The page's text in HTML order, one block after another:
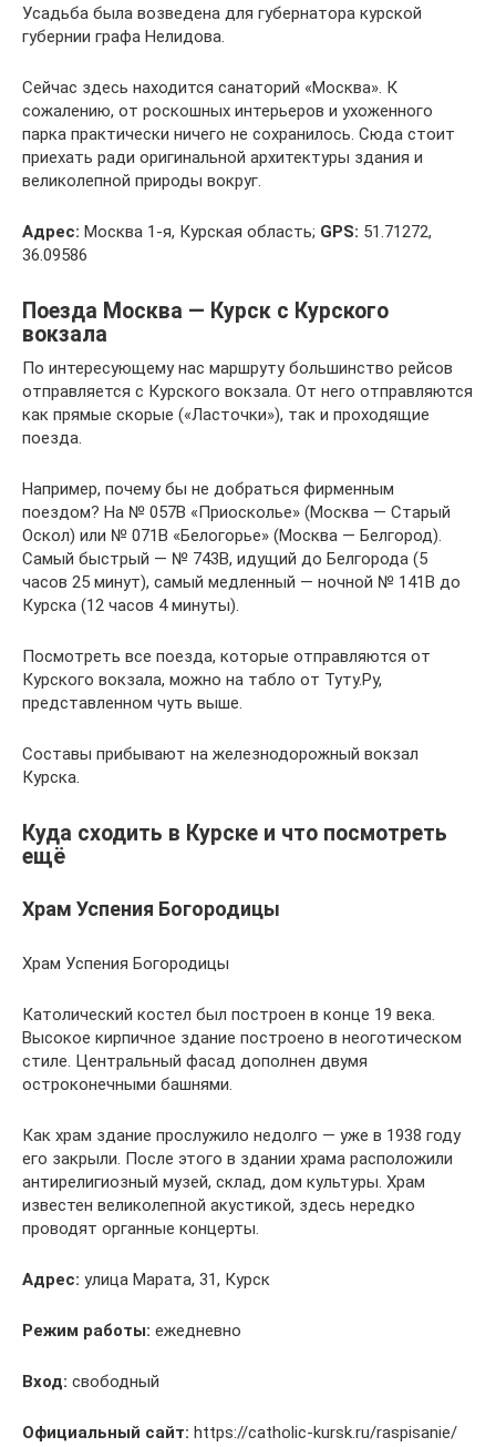
Усадьба была возведена для губернатора курской
губернии графа Нелидова.
Сейчас здесь находится санаторий «Москва». К
сожалению, от роскошных интерьеров и ухоженного
парка практически ничего не сохранилось. Сюда стоит
приехать ради оригинальной архитектуры здания и
великолепной природы вокруг.
Адрес: Москва 1-я, Курская область; GPS: 51.71272,
36.09586
Поезда Москва — Курск с Курского
вокзала
По интересующему нас маршруту большинство рейсов
отправляется с Курского вокзала. От него отправляются
как прямые скорые («Ласточки»), так и проходящие
поезда.
Например, почему бы не добраться фирменным
поездом? На № 057В «Приосколье» (Москва — Старый
Оскол) или № 071В «Белогорье» (Москва — Белгород).
Самый быстрый — № 743В, идущий до Белгорода (5
часов 25 минут), самый медленный — ночной № 141В до
Курска (12 часов 4 минуты).
Посмотреть все поезда, которые отправляются от
Курского вокзала, можно на табло от Туту.Ру,
представленном чуть выше.
Составы прибывают на железнодорожный вокзал
Курска.
Куда сходить в Курске и что посмотреть
ещё
Храм Успения Богородицы
Храм Успения Богородицы
Католический костел был построен в конце 19 века.
Высокое кирпичное здание построено в неоготическом
стиле. Центральный фасад дополнен двумя
остроконечными башнями.
Как храм здание прослужило недолго — уже в 1938 году
его закрыли. После этого в здании храма расположили
антирелигиозный музей, склад, дом культуры. Храм
известен великолепной акустикой, здесь нередко
проводят органные концерты.
Адрес: улица Марата, 31, Курск
Режим работы: ежедневно
Вход: свободный
Официальный сайт: https://catholic-kursk.ru/raspisanie/